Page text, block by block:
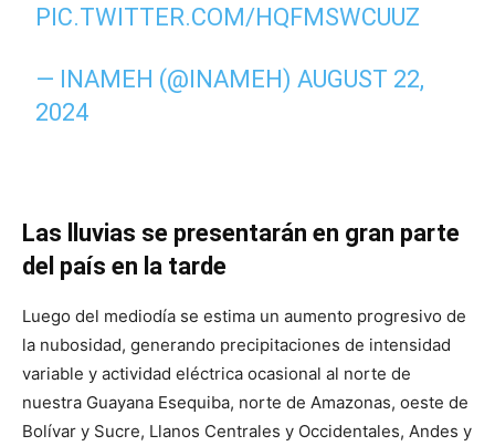
PIC.TWITTER.COM/HQFMSWCUUZ
— INAMEH (@INAMEH)AUGUST 22,
2024
Las lluvias se presentarán en gran parte
del país en la tarde
Luego del mediodía se estima un aumento progresivo de
la nubosidad, generando precipitaciones de intensidad
variable y actividad eléctrica ocasional al norte de
nuestra Guayana Esequiba, norte de Amazonas, oeste de
Bolívar y Sucre, Llanos Centrales y Occidentales, Andes y